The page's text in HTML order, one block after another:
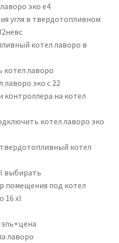
эко е4
угля в твердотопливном
котел лаворо в
котел лаворо
лаворо эко с 22
контроллера на котел
котел лаворо эко
котел
выбирать
помещения под котел
16 xl
лаворо